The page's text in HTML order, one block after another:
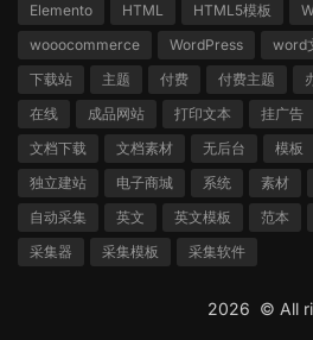
Elemento HTML HTML5模板
wooocommerce
WordPress word
下载站
主题 付费 付费主题
在线
成品网站 打印文本 挂广告
文档下载
文档素材 无后台 模板
独立建站
电子商城 系统 素材
自动采集
英文 英文模板 范本
采集器
采集模板 采集软件
2026 © All